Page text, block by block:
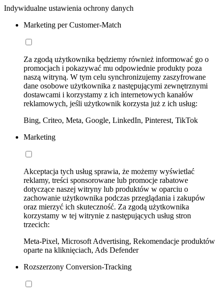
Indywidualne ustawienia ochrony danych
Marketing per Customer-Match
Za zgodą użytkownika będziemy również informować go o
promocjach i pokazywać mu odpowiednie produkty poza
naszą witryną. W tym celu synchronizujemy zaszyfrowane
dane osobowe użytkownika z następującymi zewnętrznymi
dostawcami i korzystamy z ich internetowych kanałów
reklamowych, jeśli użytkownik korzysta już z ich usług:
Bing, Criteo, Meta, Google, LinkedIn, Pinterest, TikTok
Marketing
Akceptacja tych usług sprawia, że możemy wyświetlać
reklamy, treści sponsorowane lub promocje rabatowe
dotyczące naszej witryny lub produktów w oparciu o
zachowanie użytkownika podczas przeglądania i zakupów
oraz mierzyć ich skuteczność. Za zgodą użytkownika
korzystamy w tej witrynie z następujących usług stron
trzecich:
Meta-Pixel, Microsoft Advertising, Rekomendacje produktów
oparte na kliknięciach, Ads Defender
Rozszerzony Conversion-Tracking